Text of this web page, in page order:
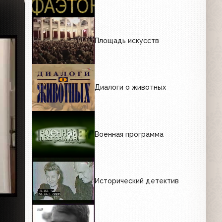
Площадь искусств
Диалоги о животных
Военная программа
Исторический детектив